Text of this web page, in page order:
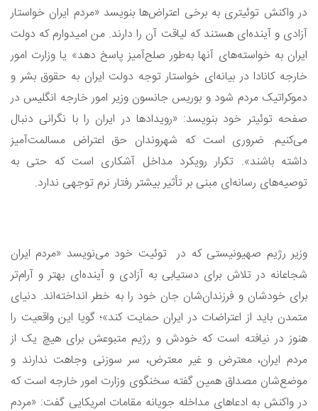
در واکنش‌ توئیتری به برخی اعتراض‌ها بنویسد «مردم ایران خواستار
آزادی و آینده‌ای هستند که لیاقت آن را دارند. من امیدوارم که دولت
ایران به خواسته‌های آنها به‌طور صلح‌آمیز پاسخ دهد» یا وزارت امور
خارجه کانادا در بیانه‌ای خواستار توجه دولت ایران به حقوق بشر و
دموکراتیک مردم شود و بوریس جانسون وزیر امور خارجه انگلیس در
صفحه توئیتر خود بنویسد: «رویدادها در ایران را با نگرانی دنبال
می‌کنیم. ضروری است که شهروندان حق اعتراض مسالمت‌آمیز
داشته باشند». تکرار رویکرد مداخل آشکاری است که حتی به
توصیه‌های رسانه‌ای مبنی بر تأثیر بیشتر رفتار نرم توجهی ندارد.
وزیر رژیم صهیونیستی که در توئیت خود می‌نویسد «مردم ایران
شجاعانه در تلاش برای دستیابی به آزادی و آینده‌ای بهتر و آرام‌تر
برای خودشان و فرزندان‌شان جان خود را به خطر انداخته‌اند. دنیای
متمدن باید از اعتراضات در ایران حمایت کند»؛ گویا این واقعیت را
هنوز در نیافته است که خودش و رژیم متبوعش برای هیچ یک از
مردم ایران، معترض و غیر معترض، سر سوزنی وجاهت ندارند و
موضع‌شان مصداق همین گفته سخنگوی وزارت امور خارجه است که
در واکنش به ادعاهای مداخله جویانه مقامات امریکایی گفت: «مردم